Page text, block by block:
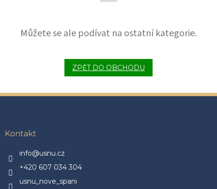
Můžete se ale podívat na ostatní kategorie.
ZPĚT DO OBCHODU
Kontakt
info@usnu.cz
+420 607 034 304
usnu_nove_spani